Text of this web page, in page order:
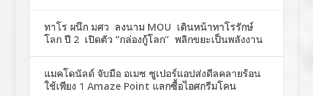
ทาโร ผนึก มศว ลงนาม MOU เดินหน้าทาโรรักษ์
โลก ปี 2 เปิดตัว “กล่องกู้โลก” พลิกขยะเป็นพลังงาน
แมคโดนัลด์ จับมือ อเมซ ซูเปอร์แอปส่งดีลคลายร้อน
ใช้เพียง 1 Amaze Point แลกซื้อไอศกรีมโคน